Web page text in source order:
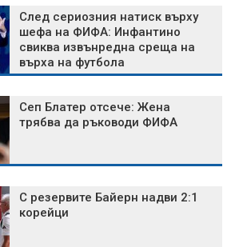
След сериозния натиск върху
шефа на ФИФА: Инфантино
свиква извънредна среща на
върха на футбола
Сеп Блатер отсече: Жена
трябва да ръководи ФИФА
С резервите Байерн надви 2:1
корейци